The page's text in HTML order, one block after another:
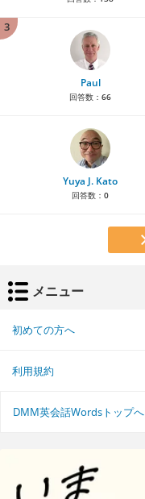
3
Paul
回答数： 66
Yuya J. Kato
回答数： 0
メニュー
初めての方へ
利用規約
DMM英会話Wordsトップへ